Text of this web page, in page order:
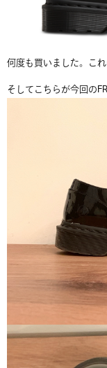
何度も買いました。こ
そしてこちらが今回の